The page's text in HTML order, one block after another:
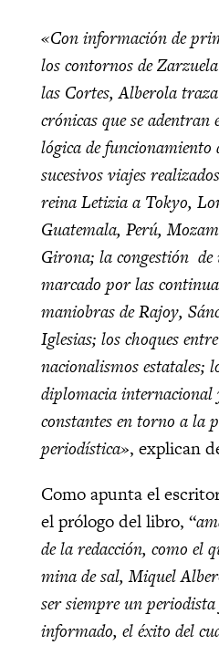
«Con información de
los contornos de
las Cortes, Alberola
crónicas que se
lógica de funcionamiento
sucesivos viajes
reina Letizia a Tokyo,
Guatemala, Perú,
Girona; la congestión de
marcado por las
maniobras de Rajoy,
Iglesias; los choques
nacionalismos estatales;
diplomacia internacional
constantes en torno a la
periodística», explican
Como apunta el
el prólogo del libro, “
de la redacción, como el
mina de sal, Miquel
ser siempre un
informado, el éxito del